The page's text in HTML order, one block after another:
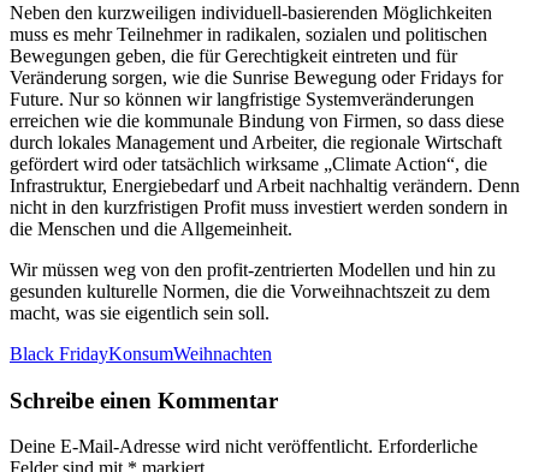
Neben den kurzweiligen individuell-basierenden Möglichkeiten
muss es mehr Teilnehmer in radikalen, sozialen und politischen
Bewegungen geben, die für Gerechtigkeit eintreten und für
Veränderung sorgen, wie die Sunrise Bewegung oder Fridays for
Future. Nur so können wir langfristige Systemveränderungen
erreichen wie die kommunale Bindung von Firmen, so dass diese
durch lokales Management und Arbeiter, die regionale Wirtschaft
gefördert wird oder tatsächlich wirksame „Climate Action“, die
Infrastruktur, Energiebedarf und Arbeit nachhaltig verändern. Denn
nicht in den kurzfristigen Profit muss investiert werden sondern in
die Menschen und die Allgemeinheit.
Wir müssen weg von den profit-zentrierten Modellen und hin zu
gesunden kulturelle Normen, die die Vorweihnachtszeit zu dem
macht, was sie eigentlich sein soll.
Black FridayKonsumWeihnachten
Schreibe einen Kommentar
Deine E-Mail-Adresse wird nicht veröffentlicht. Erforderliche